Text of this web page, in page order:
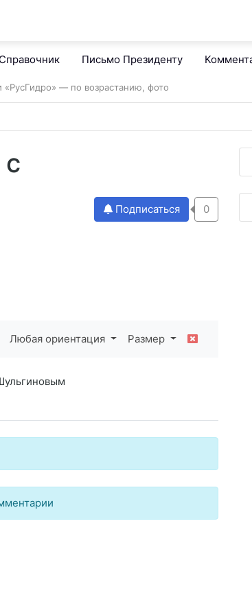
Справочник Письмо Президенту
«РусГидро» — по возрастанию, фото
Подписаться 0
Любая ориентация Размер